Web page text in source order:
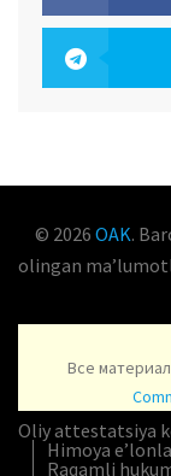
© 2026 OAK.
olingan
Все
Oliy attestatsiya
Himoya
Raqamli